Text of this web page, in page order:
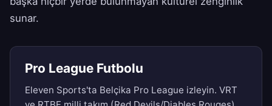
sunar.
Pro League Futbolu
Eleven Sports'ta Belçika Pro League izleyin. VRT